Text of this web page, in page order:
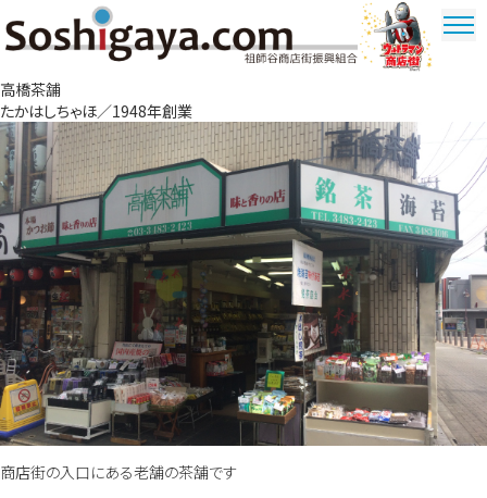
祖師谷商店街
高橋茶舗
たかはしちゃほ／1948年創業
商店街の入口にある老舗の茶舗です